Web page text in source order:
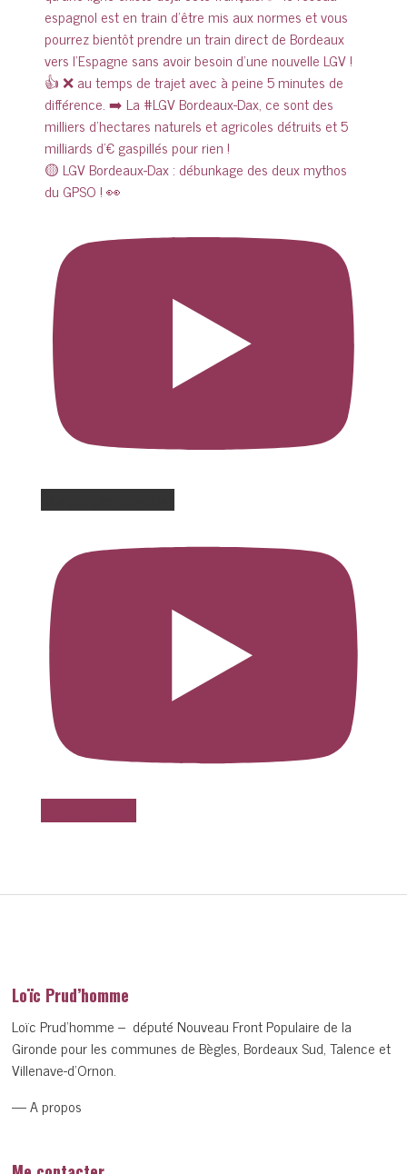
🟡 LGV Bordeaux-Dax : débunkage des deux mythos
du GPSO ! 👀
Loïc Prud’homme
Loïc Prud’homme – député Nouveau Front Populaire de la
Gironde pour les communes de Bègles, Bordeaux Sud, Talence et
Villenave-d’Ornon.
— A propos